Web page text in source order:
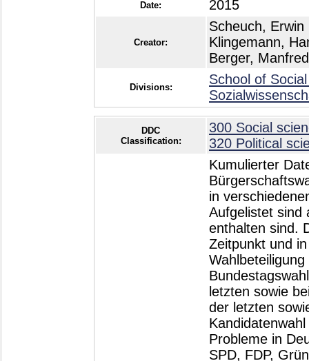
Date: 2015
Creator:
Scheuch, Erwin
Klingemann,
Berger, Manfred
Divisions:
School of
DDC
Classification:
300 Social
320 Political
Kumulierter
in
Aufgelistet sind
enthalten sind.
Zeitpunkt und
letzten sowie
der letzten
Probleme in
SPD, FDP,